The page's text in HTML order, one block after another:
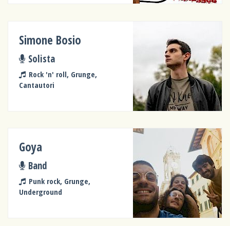
Simone Bosio
Solista
Rock 'n' roll, Grunge,
Cantautori
Goya
Band
Punk rock, Grunge,
Underground